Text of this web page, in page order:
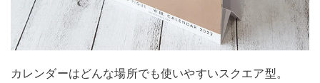
カレンダーはどんな場所でも使いやすいスクエア型。